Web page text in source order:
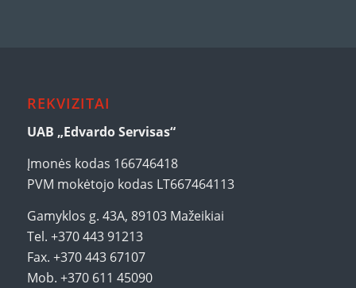
REKVIZITAI
UAB „Edvardo Servisas“
Įmonės kodas 166746418
PVM mokėtojo kodas LT667464113
Gamyklos g. 43A, 89103 Mažeikiai
Tel. +370 443 91213
Fax. +370 443 67107
Mob. +370 611 45090